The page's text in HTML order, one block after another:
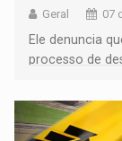
Geral 07
Ele denuncia
processo de